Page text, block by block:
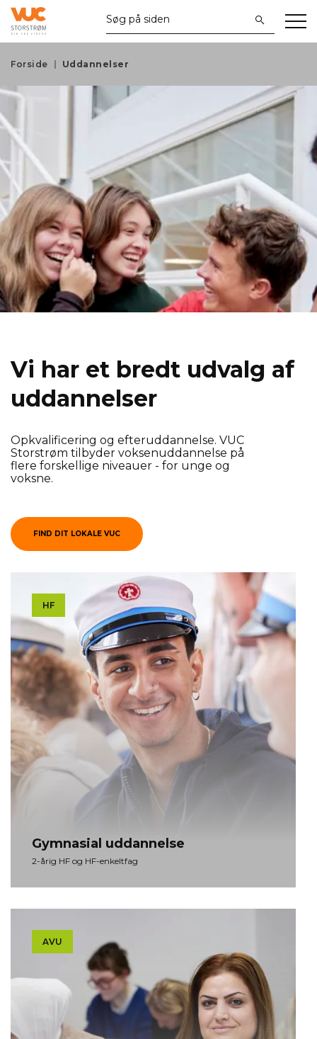
Forside Uddannelser
Vi har et bredt ud­valg af
ud­dan­nel­ser
Opkvalificering og efteruddannelse. VUC
Storstrøm tilbyder voksenuddannelse på
flere forskellige niveauer - for unge og
voksne.
FIND DIT LOKALE VUC
HF
Gym­na­si­al ud­dan­nel­se
2-årig HF og HF-enkeltfag
AVU